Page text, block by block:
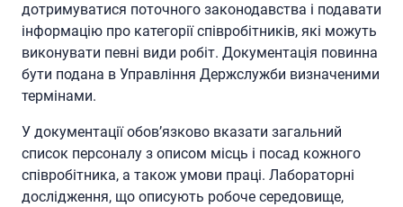
дотримуватися поточного законодавства і подавати
інформацію про категорії співробітників, які можуть
виконувати певні види робіт. Документація повинна
бути подана в Управління Держслужби визначеними
термінами.
У документації обов’язково вказати загальний
список персоналу з описом місць і посад кожного
співробітника, а також умови праці. Лабораторні
дослідження, що описують робоче середовище,